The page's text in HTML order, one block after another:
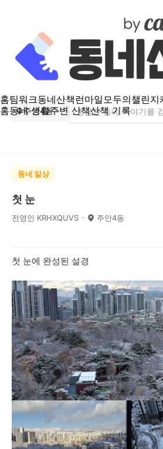
홈팀워크동네산책런마일모두의챌린지
홈동네 생활주변 산책산책 기록
주안4동
동네 일상
첫 눈
전영인 KRHXQUVS 주안4동
첫 눈에 완성된 설경